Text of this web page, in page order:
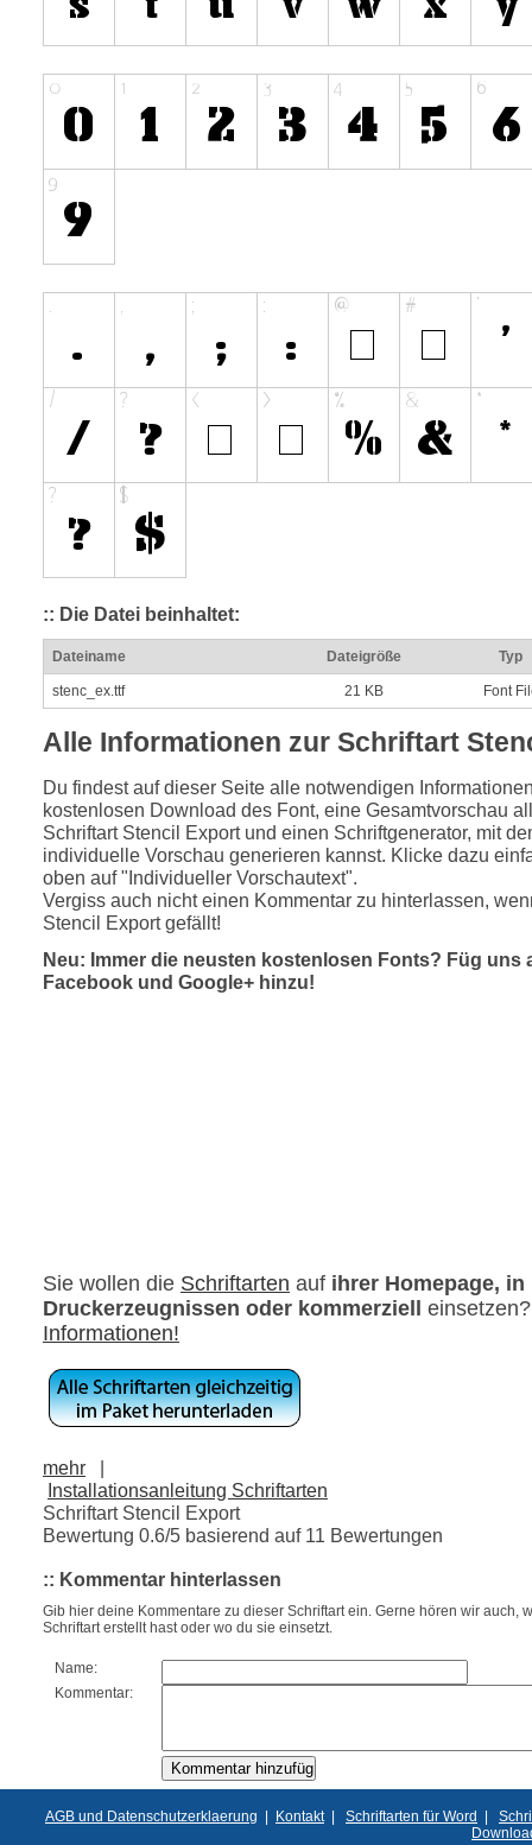
:: Die Datei beinhaltet:
Dateiname Dateigröße Typ
stenc_ex.ttf 21 KB Font
Alle Informationen zur Schriftart
Du findest auf dieser Seite alle notwendigen
kostenlosen Download des Font, eine Gesamtvorschau
Schriftart Stencil Export und einen Schriftgenerator, mit
individuelle Vorschau generieren kannst. Klicke dazu
oben auf "Individueller Vorschautext".
Vergiss auch nicht einen Kommentar zu hinterlassen,
Stencil Export gefällt!
Neu: Immer die neusten kostenlosen Fonts? Füg uns
Facebook und Google+ hinzu!
Sie wollen die Schriftarten auf ihrer Homepage, in
Druckerzeugnissen oder kommerziell
Informationen!
mehr
|
Installationsanleitung Schriftarten
Schriftart Stencil Export
Bewertung 0.6/5 basierend auf 11 Bewertungen
:: Kommentar hinterlassen
Gib hier deine Kommentare zu dieser Schriftart ein. Gerne hören wir auch,
Schriftart erstellt hast oder wo du sie einsetzt.
Name:
Kommentar:
AGB und Datenschutzerklaerung | Kontakt| Schriftarten für Word |